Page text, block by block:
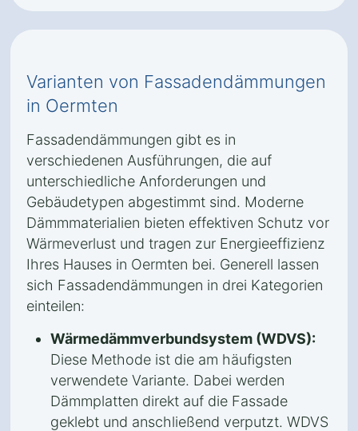
Varianten von Fassadendämmungen
in Oermten
Fassadendämmungen gibt es in
verschiedenen Ausführungen, die auf
unterschiedliche Anforderungen und
Gebäudetypen abgestimmt sind. Moderne
Dämmmaterialien bieten effektiven Schutz vor
Wärmeverlust und tragen zur Energieeffizienz
Ihres Hauses in Oermten bei. Generell lassen
sich Fassadendämmungen in drei Kategorien
einteilen:
Wärmedämmverbundsystem (WDVS):
Diese Methode ist die am häufigsten
verwendete Variante. Dabei werden
Dämmplatten direkt auf die Fassade
geklebt und anschließend verputzt. WDVS